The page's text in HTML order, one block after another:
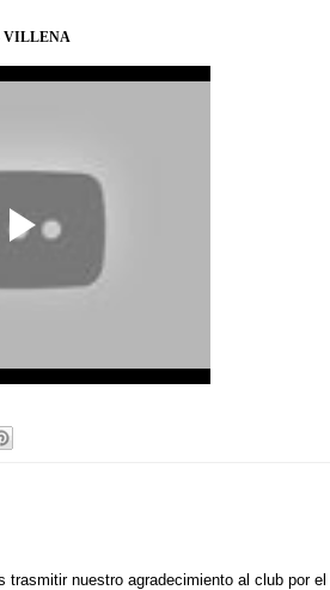
VILLENA
nuestro agradecimiento al club por el